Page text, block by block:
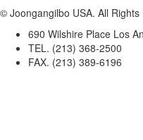
© Joongangilbo USA. All Rights
690 Wilshire Place Los
TEL. (213) 368-2500
FAX. (213) 389-6196